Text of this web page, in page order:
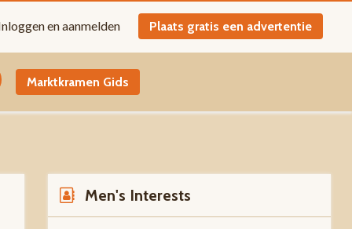
en aanmelden Plaats gratis een advertentie
Marktkramen Gids
Men's Interests